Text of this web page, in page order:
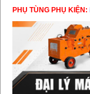
PHỤ TÙNG PHỤ KIỆN: